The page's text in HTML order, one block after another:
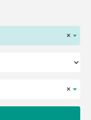
×
×